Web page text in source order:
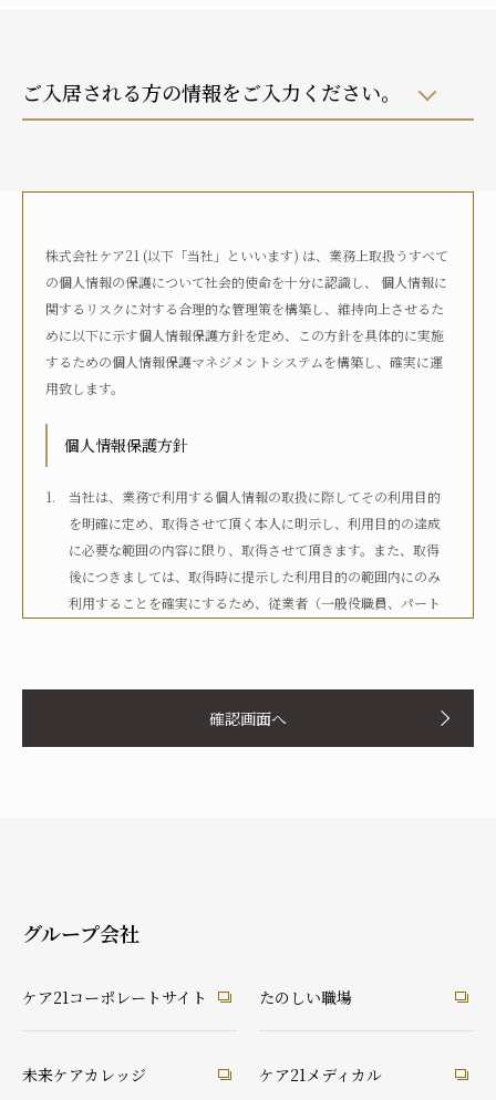
ご入居される方の情報をご入力ください。
自宅におり、介護サービスは利用していない
いる
何らかの高齢者向け施設に入居している
病院に入院している
その他
介護度
自立
要支援1
要介護2
要介護3
介護認定
認定済み
申請中 区分変更中 不明
実の父
実の母 義理の父
知人・友人
ケアマネ・介護・医療関係者
株式会社ケア21 (以下「当社」といいます) は、業務上取扱うすべて
の個人情報の保護について社会的使命を十分に認識し、 個人情報に
関するリスクに対する合理的な管理策を構築し、維持向上させるた
めに以下に示す個人情報保護方針を定め、この方針を具体的に実施
するための個人情報保護マネジメントシステムを構築し、確実に運
用致します。
個人情報保護方針
当社は、業務で利用する個人情報の取扱に際してその利用目的
を明確に定め、取得させて頂く本人に明示し、利用目的の達成
に必要な範囲の内容に限り、取得させて頂きます。また、取得
後につきましては、取得時に提示した利用目的の範囲内にのみ
利用することを確実にするため、従業者（一般役職員、パート
当社は、個人情報の取扱いに関して、法令、国が定める指針そ
の他の規範等を遵守した取得やその利用に努めてまいります。
消去等の権利を有していることを認識し、本人からのこれらの
要求に対しては、遅滞なく対応してまいります。
き、本人に同意なく個人情報を第三者に提供することはありま
せん。
当社は、個人情報の取扱いに関して、顧客等からの相談や苦情
確認画面へ
グループ会社
ケア21コーポレートサイト たのしい職場
未来ケアカレッジ ケア21メディカル